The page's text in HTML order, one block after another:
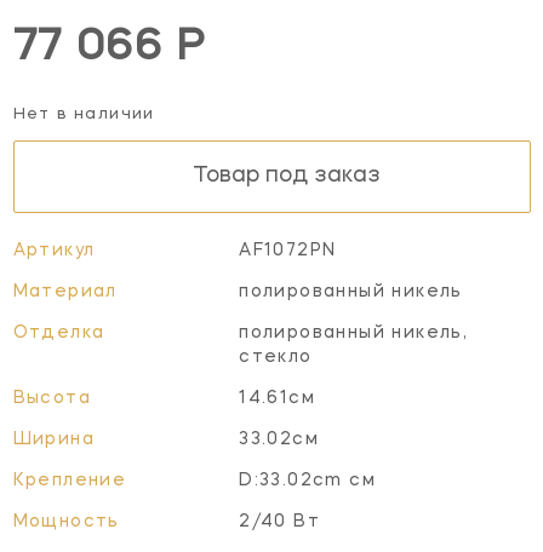
77 066 Р
Нет в наличии
Товар под заказ
Артикул AF1072PN
Материал полированный никель
Отделка
полированный никель,
стекло
Высота 14.61см
Ширина 33.02см
Крепление D:33.02cm см
Мощность 2/40 Вт